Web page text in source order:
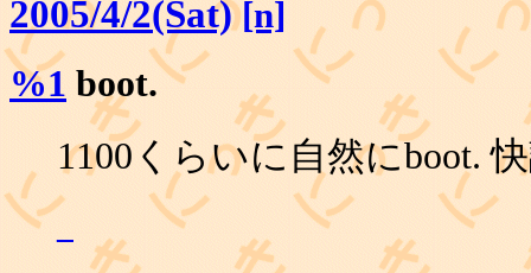
2005/4/2(Sat) [n]
%1 boot.
1100くらいに自然にboot.